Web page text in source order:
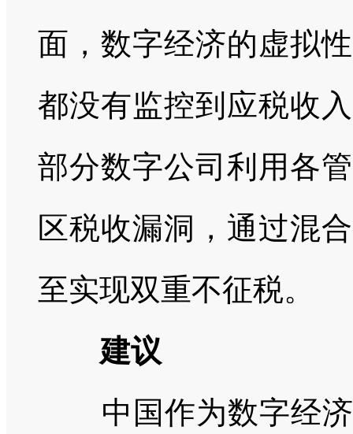
面，数字经济的虚拟
都没有监控到应税收
部分数字公司利用各
区税收漏洞，通过混
至实现双重不征税。
建议
中国作为数字经济